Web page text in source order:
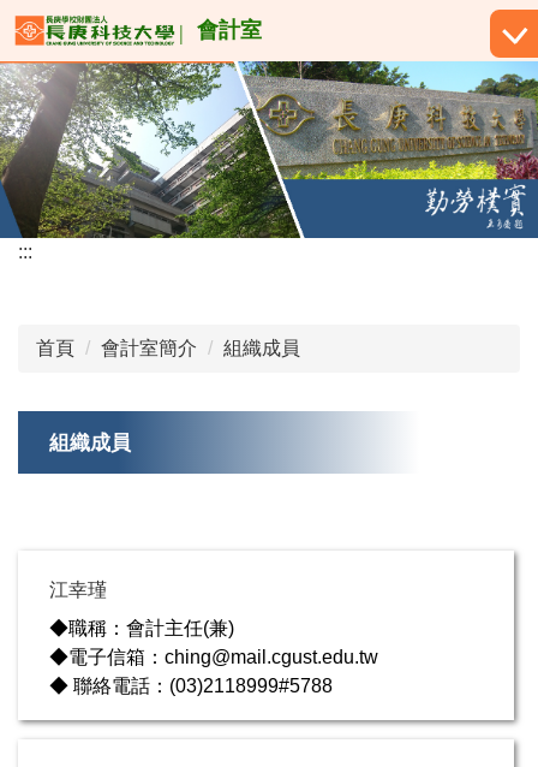
跳
到
主
要
內
容
會計室
:::
首頁 會計室簡介 組織成員
組織成員
江幸瑾
◆職稱：會計主任(兼)
◆電子信箱：ching@mail.cgust.edu.tw
◆ 聯絡電話：(03)2118999#5788